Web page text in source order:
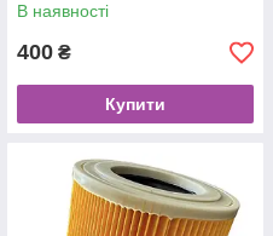
В наявності
400 ₴
Купити